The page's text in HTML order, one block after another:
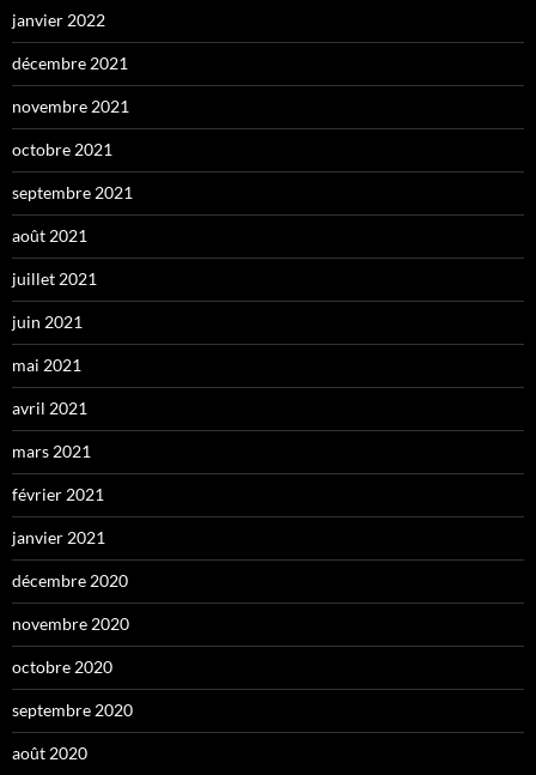
janvier 2022
décembre 2021
novembre 2021
octobre 2021
septembre 2021
août 2021
juillet 2021
juin 2021
mai 2021
avril 2021
mars 2021
février 2021
janvier 2021
décembre 2020
novembre 2020
octobre 2020
septembre 2020
août 2020